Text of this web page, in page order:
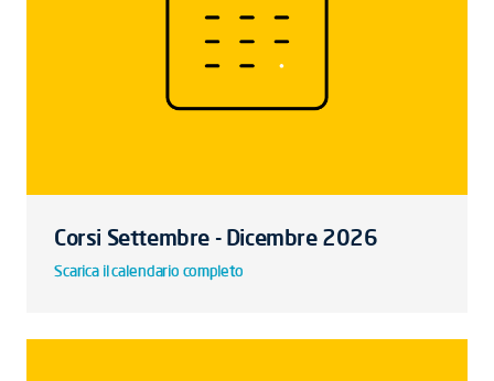
Corsi Settembre - Dicembre 2026
Scarica il calendario completo